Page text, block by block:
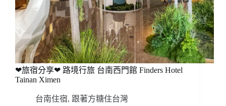
❤旅宿分享❤ 路境行旅 台南西門館 Finders Hotel
Tainan Ximen
台南住宿, 跟著方糖住台灣